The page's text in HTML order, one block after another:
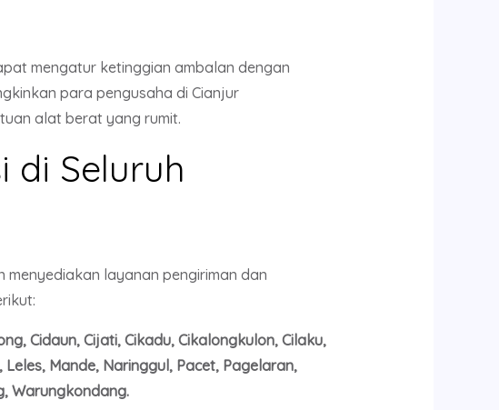
mengatur ketinggian ambalan dengan
para pengusaha di Cianjur
alat berat yang rumit.
di Seluruh
menyediakan layanan pengiriman dan
Cidaun, Cijati, Cikadu, Cikalongkulon, Cilaku,
Mande, Naringgul, Pacet, Pagelaran,
Warungkondang.